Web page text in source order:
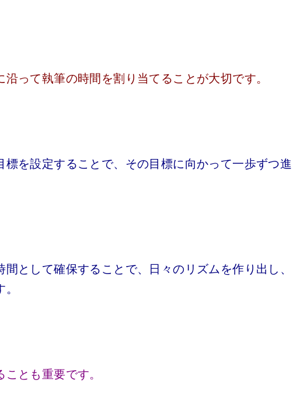
って執筆の時間を割り当てることが大切です。
を設定することで、その目標に向かって一歩ずつ進
として確保することで、日々のリズムを作り出し、
とも重要です。